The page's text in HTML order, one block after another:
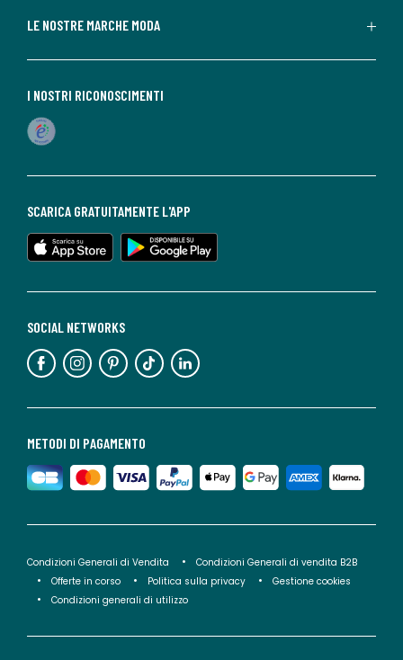
LE NOSTRE MARCHE MODA
METODI DI PAGAMENTO
SOCIAL NETWORKS
SCARICA GRATUITAMENTE L'APP
I NOSTRI RICONOSCIMENTI
Condizioni Generali di Vendita
Condizioni Generali di vendita B2B
Offerte in corso
Politica sulla privacy
Gestione cookies
Condizioni generali di utilizzo